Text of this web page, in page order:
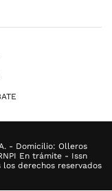
- Domicilio: Olleros
En trámite - Issn
los derechos reservados